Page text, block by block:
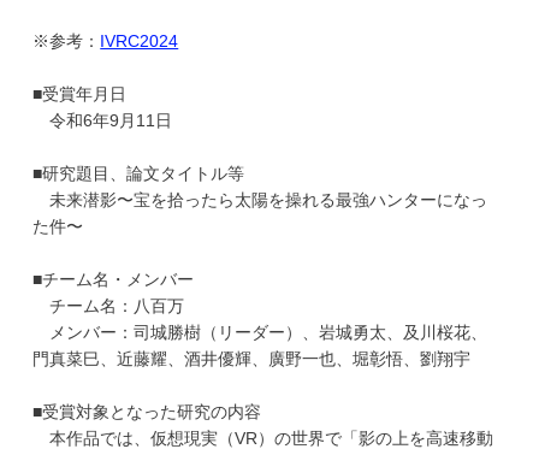
※参考： IVRC2024
■受賞年月日
令和6年9月11日
■研究題目、論文タイトル等
未来潜影〜宝を拾ったら太陽を操れる最強ハンターになっ
た件〜
■チーム名・メンバー
チーム名：八百万
メンバー：司城勝樹（リーダー）、岩城勇太、及川桜花、
門真菜巳、近藤耀、酒井優輝、廣野一也、堀彰悟、劉翔宇
■受賞対象となった研究の内容
本作品では、仮想現実（VR）の世界で「影の上を高速移動